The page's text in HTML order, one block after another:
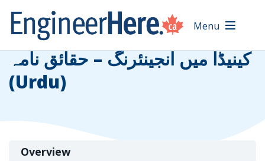
Menu
کینیڈا میں انجینئرنگ – حقائق نامہ
(Urdu)
Overview